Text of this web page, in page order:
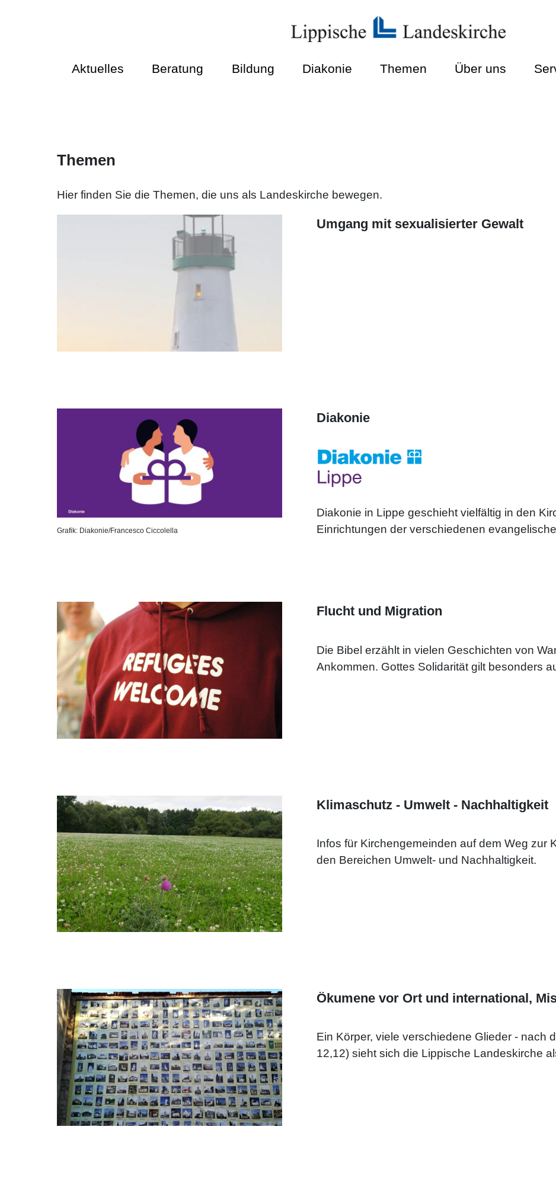
Aktuelles Beratung Bildung Diakonie Themen Über uns
Themen
Hier finden Sie die Themen, die uns als Landeskirche bewegen.
Umgang mit sexualisierter Gewalt
Grafik: Diakonie/Francesco Ciccolella
Diakonie
Diakonie in Lippe geschieht vielfältig in den
Einrichtungen der verschiedenen
Flucht und Migration
Die Bibel erzählt in vielen Geschichten von
Ankommen. Gottes Solidarität gilt besonders
Klimaschutz - Umwelt - Nachhaltigkeit
Infos für Kirchengemeinden auf dem Weg zur
den Bereichen Umwelt- und Nachhaltigkeit.
Ökumene vor Ort und international,
Ein Körper, viele verschiedene Glieder - nach
12,12) sieht sich die Lippische Landeskirche